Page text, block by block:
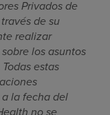
Privados de
de su
realizar
los asuntos
estas
la fecha del